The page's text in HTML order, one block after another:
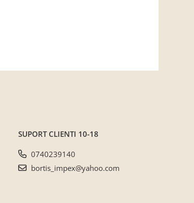
SUPORT CLIENTI 10-18
0740239140
bortis_impex@yahoo.com